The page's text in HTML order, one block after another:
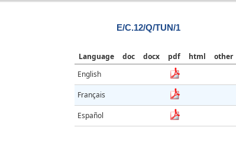
E/C.12/Q/TUN/1
Language doc docx pdf html
other
English
Français
Español